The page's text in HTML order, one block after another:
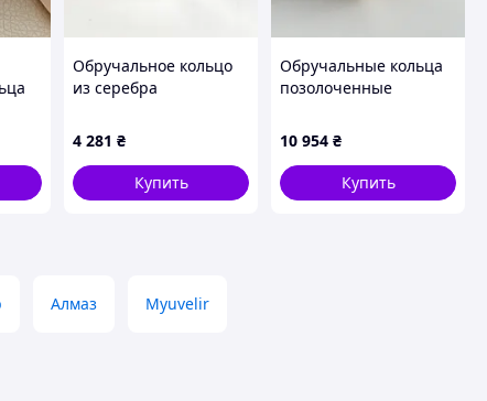
Обручальное кольцо
из серебра
широкая классическая
4 281 ₴
Купить
Обручальные кольца
позолоченные
американки пара
10 954 ₴
Купить
Алмаз Myuvelir